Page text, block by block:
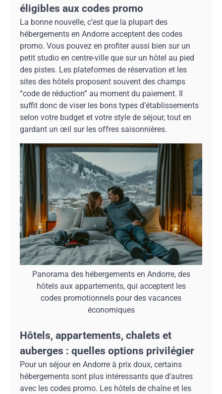
éligibles aux codes promo
La bonne nouvelle, c’est que la plupart des
hébergements en Andorre acceptent des codes
promo. Vous pouvez en profiter aussi bien sur un
petit studio en centre-ville que sur un hôtel au pied
des pistes. Les plateformes de réservation et les
sites des hôtels proposent souvent des champs
“code de réduction” au moment du paiement. Il
suffit donc de viser les bons types d’établissements
selon votre budget et votre style de séjour, tout en
gardant un œil sur les offres saisonnières.
Panorama des hébergements en Andorre, des
hôtels aux appartements, qui acceptent les
codes promotionnels pour des vacances
économiques
Hôtels, appartements, chalets et
auberges : quelles options privilégier
Pour un séjour en Andorre à prix doux, certains
hébergements sont plus intéressants que d’autres
avec les codes promo. Les hôtels de chaîne et les